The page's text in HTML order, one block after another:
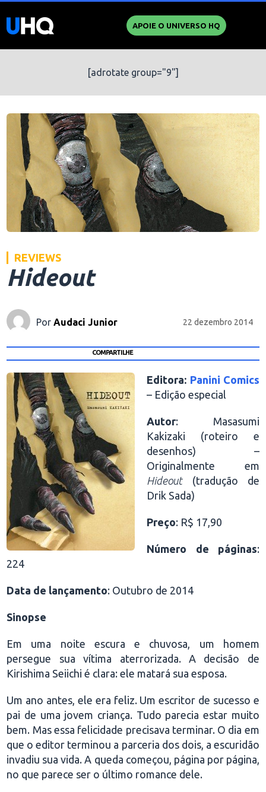
APOIE O UNIVERSO HQ
[adrotate group="9"]
REVIEWS
Hideout
Por Audaci Junior 22 dezembro 2014
COMPARTILHE
Editora: Panini Comics
– Edição especial
Autor: Masasumi
Kakizaki (roteiro e
desenhos) –
Originalmente em
Hideout (tradução de
Drik Sada)
Preço: R$ 17,90
Número de páginas:
224
Data de lançamento: Outubro de 2014
Sinopse
Em uma noite escura e chuvosa, um homem
persegue sua vítima aterrorizada. A decisão de
Kirishima Seiichi é clara: ele matará sua esposa.
Um ano antes, ele era feliz. Um escritor de sucesso e
pai de uma jovem criança. Tudo parecia estar muito
bem. Mas essa felicidade precisava terminar. O dia em
que o editor terminou a parceria dos dois, a escuridão
invadiu sua vida. A queda começou, página por página,
no que parece ser o último romance dele.